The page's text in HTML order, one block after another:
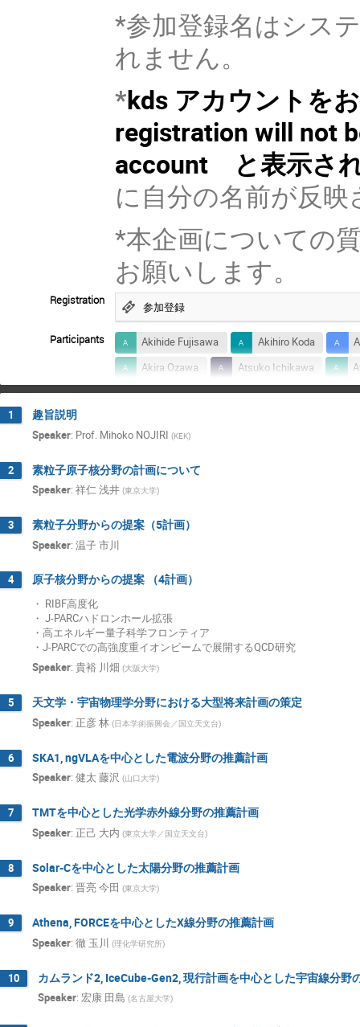
*参加登録名はシス
れません。
*kds アカウントを
registration will not
account と表示さ
に自分の名前が反
*本企画についての
お願いします。
Registration 参加登録
Participants Akihide Fujisawa Akihiro Koda
Akira Ozawa
Atsuko Ichikawa
Chihiro Tokoku
Chisato IKUTA
Hidetoshi Otono
Hiroaki OHTANI
Hiroshi Azechi
Hiroyuki Sekiya
Ken Sakashita
Kentaro Motohara
Kenya Kubo
Kiyotomo Kawagoe
Koji Terashi
Kyoichiro Ozawa
Masahiko Saito
Masahiro Katoh
Masashi Kaneta
Masashi Tokunaga
Masayuki YOKOYAMA
Mitsuhiko Honda
Naoki HIGASHI
Naoki Kenmochi
Natsumi Iwata
Osamu Tajima
1 趣旨説明
Speaker: Prof. Mihoko NOJIRI (KEK)
2 素粒子原子核分野の計画について
Speaker: 祥仁 浅井 (東京大学)
3 素粒子分野からの提案（5計画）
Speaker: 温子 市川
4 原子核分野からの提案 （4計画）
・ RIBF高度化
・ J-PARCハドロンホール拡張
・高エネルギー量子科学フロンティア
・J-PARCでの高強度重イオンビームで展開するQCD研究
Speaker: 貴裕 川畑 (大阪大学)
5 天文学・宇宙物理学分野における大型将来計画の策定
Speaker: 正彦 林 (日本学術振興会／国立天文台)
6 SKA1, ngVLAを中心とした電波分野の推薦計画
Speaker: 健太 藤沢 (山口大学)
7 TMTを中心とした光学赤外線分野の推薦計画
Speaker: 正己 大内 (東京大学／国立天文台)
8 Solar-Cを中心とした太陽分野の推薦計画
Speaker: 晋亮 今田 (東京大学)
9 Athena, FORCEを中心としたX線分野の推薦計画
Speaker: 徹 玉川 (理化学研究所)
10 カムランド2, IceCube-Gen2, 現行計画を中心とした宇宙線分野
Speaker: 宏康 田島 (名古屋大学)